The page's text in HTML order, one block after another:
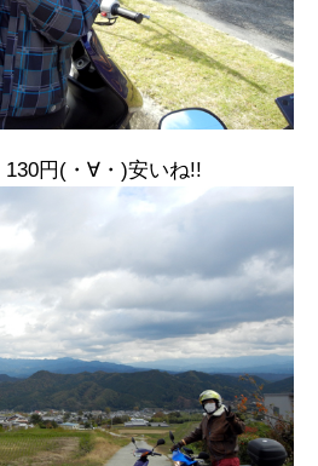
円(・∀・)安いね!!